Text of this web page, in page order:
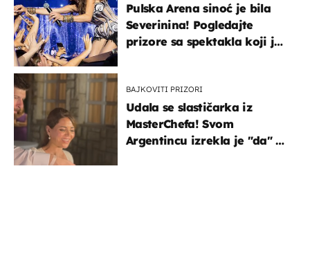
Pulska Arena sinoć je bila
Severinina! Pogledajte
prizore sa spektakla koji je
BAJKOVITI PRIZORI
Udala se slastičarka iz
MasterChefa! Svom
Argentincu izrekla je "da" u